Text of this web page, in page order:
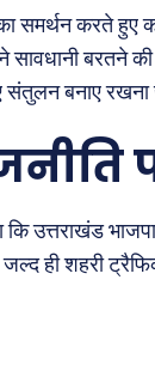
समर्थन करते हुए
बरतने की
बनाए रखना
कि उत्तराखंड
जल्द ही शहरी